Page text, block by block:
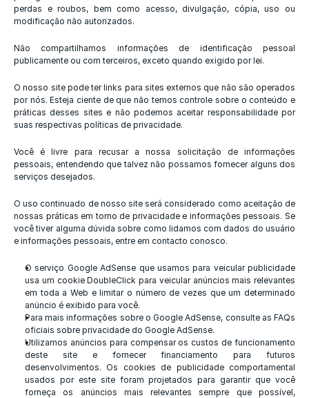
perdas e roubos, bem como acesso, divulgação, cópia, uso ou
modificação não autorizados.
Não compartilhamos informações de identificação pessoal
publicamente ou com terceiros, exceto quando exigido por lei.
O nosso site pode ter links para sites externos que não são operados
por nós. Esteja ciente de que não temos controle sobre o conteúdo e
práticas desses sites e não podemos aceitar responsabilidade por
suas respectivas políticas de privacidade.
Você é livre para recusar a nossa solicitação de informações
pessoais, entendendo que talvez não possamos fornecer alguns dos
serviços desejados.
O uso continuado de nosso site será considerado como aceitação de
nossas práticas em torno de privacidade e informações pessoais. Se
você tiver alguma dúvida sobre como lidamos com dados do usuário
e informações pessoais, entre em contacto conosco.
O serviço Google AdSense que usamos para veicular publicidade
usa um cookie DoubleClick para veicular anúncios mais relevantes
em toda a Web e limitar o número de vezes que um determinado
anúncio é exibido para você.
Para mais informações sobre o Google AdSense, consulte as FAQs
oficiais sobre privacidade do Google AdSense.
Utilizamos anúncios para compensar os custos de funcionamento
deste site e fornecer financiamento para futuros
desenvolvimentos. Os cookies de publicidade comportamental
usados ​​por este site foram projetados para garantir que você
forneça os anúncios mais relevantes sempre que possível,